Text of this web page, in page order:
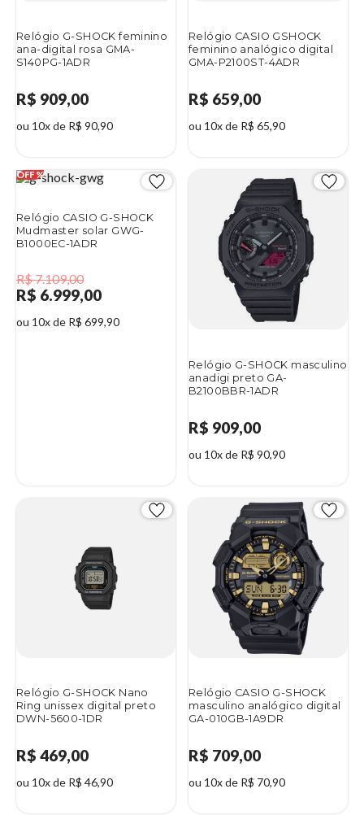
Relógio G-SHOCK feminino
ana-digital rosa GMA-
S140PG-1ADR
R$ 909,00
ou 10x de R$ 90,90
Relógio CASIO GSHOCK
feminino analógico digital
GMA-P2100ST-4ADR
R$ 659,00
ou 10x de R$ 65,90
Relógio CASIO G-SHOCK
Mudmaster solar GWG-
B1000EC-1ADR
R$ 7.109,00
R$ 6.999,00
ou 10x de R$ 699,90
Relógio G-SHOCK masculino
anadigi preto GA-
B2100BBR-1ADR
R$ 909,00
ou 10x de R$ 90,90
Relógio G-SHOCK Nano
Ring unissex digital preto
DWN-5600-1DR
R$ 469,00
ou 10x de R$ 46,90
Relógio CASIO G-SHOCK
masculino analógico digital
GA-010GB-1A9DR
R$ 709,00
ou 10x de R$ 70,90